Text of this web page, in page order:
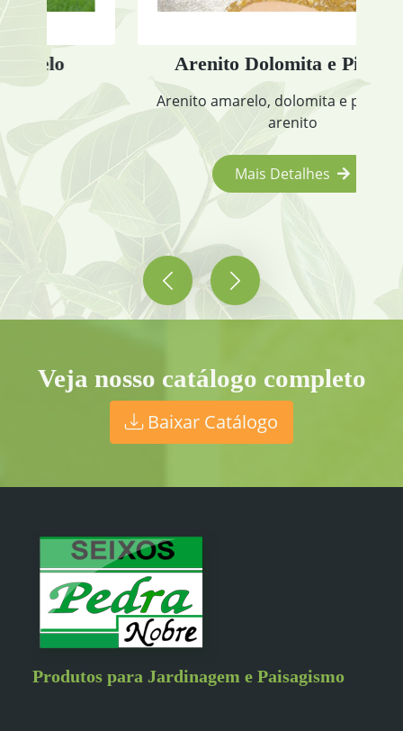
Arenito Dolomita e Pisantes
Arenito amarelo, dolomita e pisantes de
arenito
Mais Detalhes
Veja nosso catálogo completo
Baixar Catálogo
Produtos para Jardinagem e Paisagismo